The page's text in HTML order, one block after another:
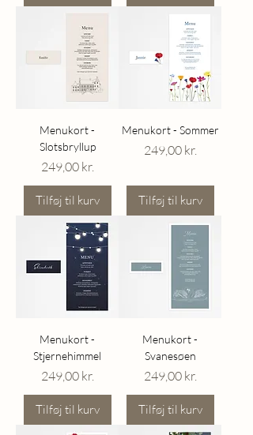
Menukort -
Slotsbryllup
Pris
249,00 kr.
Tilføj til kurv
Menukort - Sommer
Pris
249,00 kr.
Tilføj til kurv
Menukort -
Stjernehimmel
Pris
249,00 kr.
Tilføj til kurv
Menukort -
Svanesøen
Pris
249,00 kr.
Tilføj til kurv